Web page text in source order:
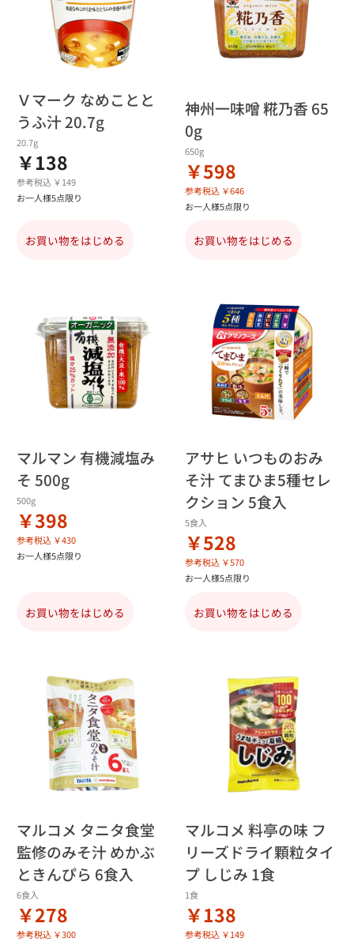
Ｖマーク なめことと
うふ汁 20.7g
20.7g
￥138
参考税込 ￥149
お一人様5点限り
お買い物をはじめる
神州一味噌 糀乃香 65
0g
650g
￥598
参考税込 ￥646
お一人様5点限り
お買い物をはじめる
マルマン 有機減塩み
そ 500g
500g
￥398
参考税込 ￥430
お一人様5点限り
お買い物をはじめる
アサヒ いつものおみ
そ汁 てまひま5種セレ
クション 5食入
5食入
￥528
参考税込 ￥570
お一人様5点限り
お買い物をはじめる
マルコメ タニタ食堂
監修のみそ汁 めかぶ
ときんぴら 6食入
6食入
￥278
参考税込 ￥300
マルコメ 料亭の味 フ
リーズドライ顆粒タイ
プ しじみ 1食
1食
￥138
参考税込 ￥149